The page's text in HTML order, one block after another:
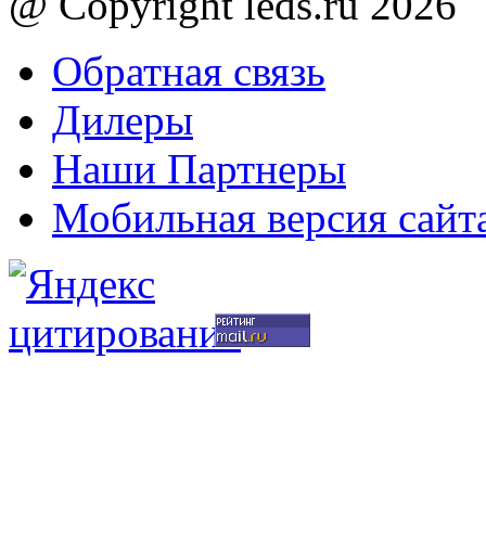
Обратная связь
Дилеры
Наши Партнеры
Мобильная версия